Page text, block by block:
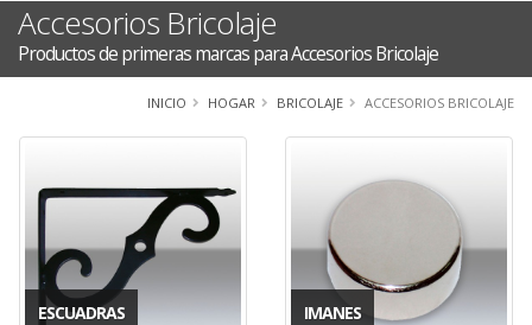
Accesorios Bricolaje
Productos de primeras marcas para Accesorios Bricolaje
INICIO HOGAR BRICOLAJE ACCESORIOS BRICOLAJE
ESCUADRAS IMANES